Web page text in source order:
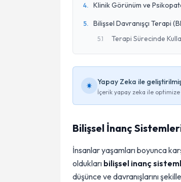
4. Klinik Görünüm ve
5. Bilişsel Davranışçı Terapi
5.1 Terapi Sürecinde
Yapay Zeka ile
İçerik yapay zeka ile
Bilişsel İnanç
İnsanlar yaşamları boyunca
oldukları bilişsel inanç
düşünce ve davranışlarını